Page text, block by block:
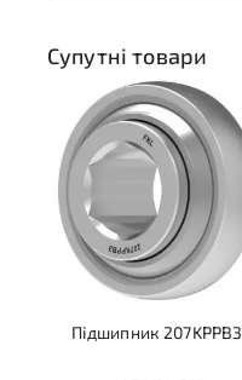
Супутні товари
Підшипник 207KPPB3